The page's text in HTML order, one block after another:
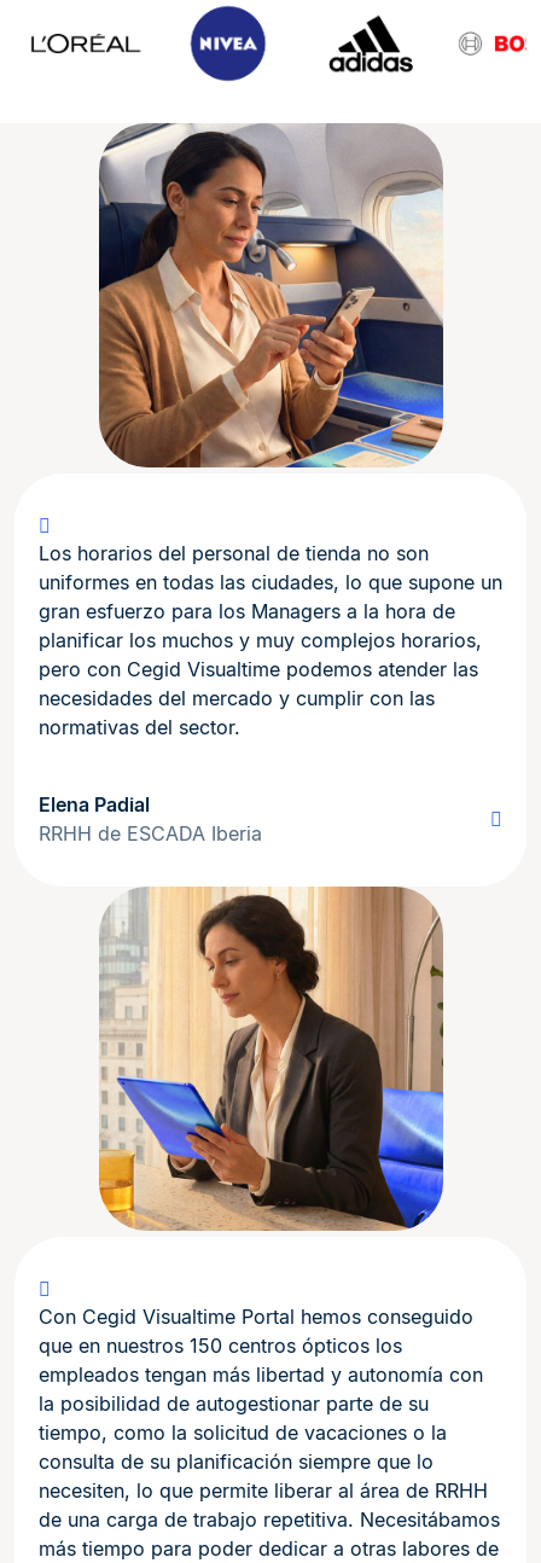
Los horarios del personal de tienda no son
uniformes en todas las ciudades, lo que supone un
gran esfuerzo para los Managers a la hora de
planificar los muchos y muy complejos horarios,
pero con Cegid Visualtime podemos atender las
necesidades del mercado y cumplir con las
normativas del sector.
Elena Padial
RRHH de ESCADA Iberia
Con Cegid Visualtime Portal hemos conseguido
que en nuestros 150 centros ópticos los
empleados tengan más libertad y autonomía con
la posibilidad de autogestionar parte de su
tiempo, como la solicitud de vacaciones o la
consulta de su planificación siempre que lo
necesiten, lo que permite liberar al área de RRHH
de una carga de trabajo repetitiva. Necesitábamos
más tiempo para poder dedicar a otras labores de